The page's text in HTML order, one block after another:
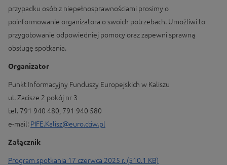
przypadku osób z niepełnosprawnościami prosimy o
poinformowanie organizatora o swoich potrzebach. Umożliwi to
przygotowanie odpowiedniej pomocy oraz zapewni sprawną
obsługę spotkania.
Organizator
Punkt Informacyjny Funduszy Europejskich w Kaliszu
ul. Zacisze 2 pokój nr 3
tel. 791 940 480, 791 940 580
e-mail: PIFE.Kalisz@euro.ctiw.pl
Załącznik
Program spotkania 17 czerwca 2025 r. (510.1 KB)